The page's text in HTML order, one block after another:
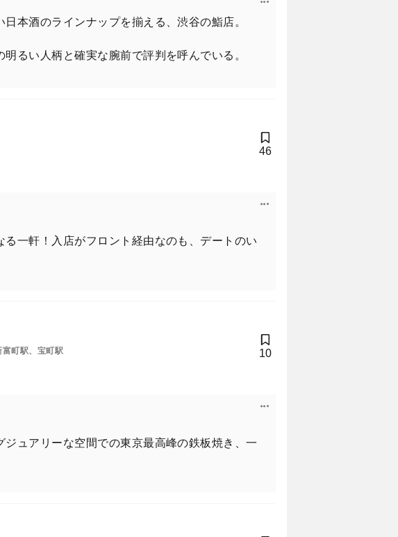
本酒のラインナップを揃える、渋谷の鮨店。
るい人柄と確実な腕前で評判を呼んでいる。
46
一軒！入店がフロント経由なのも、デートのい
町駅、宝町駅
10
ュアリーな空間での東京最高峰の鉄板焼き、一